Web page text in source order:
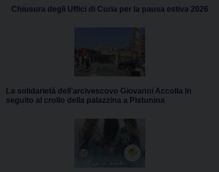
Chiusura degli Uffici di Curia per la pausa estiva 2026
La solidarietà dell’arcivescovo Giovanni Accolla In
seguito al crollo della palazzina a Pistunina